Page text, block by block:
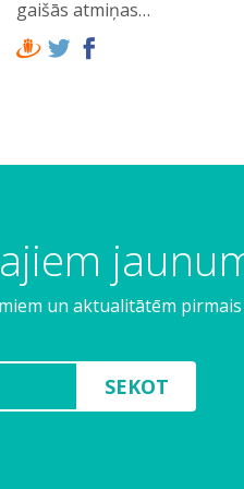
gaišās atmiņas…
un aktualitātēm pirmais
SEKOT